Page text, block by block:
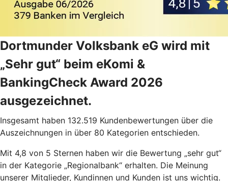
Dortmunder Volksbank eG wird mit
„Sehr gut“ beim eKomi &
BankingCheck Award 2026
ausgezeichnet.
Insgesamt haben 132.519 Kundenbewertungen über die
Auszeichnungen in über 80 Kategorien entschieden.
Mit 4,8 von 5 Sternen haben wir die Bewertung „sehr gut“
in der Kategorie „Regionalbank“ erhalten. Die Meinung
unserer Mitglieder, Kundinnen und Kunden ist uns wichtig.